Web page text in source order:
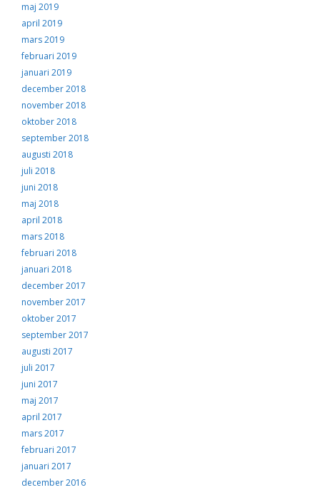
maj 2019
april 2019
mars 2019
februari 2019
januari 2019
december 2018
november 2018
oktober 2018
september 2018
augusti 2018
juli 2018
juni 2018
maj 2018
april 2018
mars 2018
februari 2018
januari 2018
december 2017
november 2017
oktober 2017
september 2017
augusti 2017
juli 2017
juni 2017
maj 2017
april 2017
mars 2017
februari 2017
januari 2017
december 2016